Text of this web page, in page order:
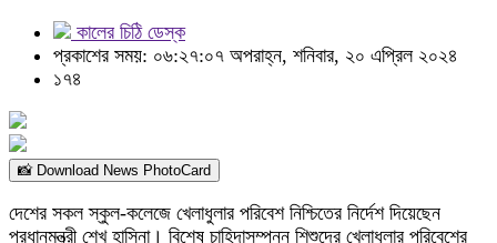
কালের চিঠি ডেস্ক
প্রকাশের সময়: ০৬:২৭:০৭ অপরাহ্ন, শনিবার, ২০ এপ্রিল ২০২৪
১৭৪
📸 Download News PhotoCard
দেশের সকল স্কুল-কলেজে খেলাধুলার পরিবেশ নিশ্চিতের নির্দেশ দিয়েছেন
প্রধানমন্ত্রী শেখ হাসিনা। বিশেষ চাহিদাসম্পন্ন শিশুদের খেলাধুলার পরিবেশের